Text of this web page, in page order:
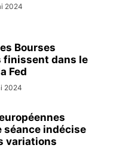
2024
Bourses
finissent dans le
Fed
2024
indécise
variations